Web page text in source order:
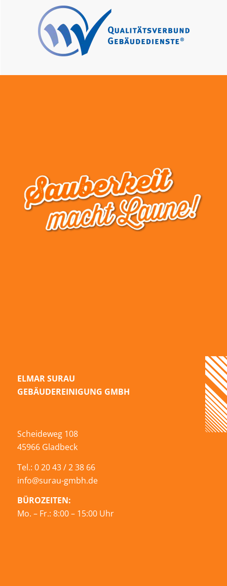
ELMAR SURAU
GEBÄUDEREINIGUNG GMBH
Scheideweg 108
45966 Gladbeck
Tel.: 0 20 43 / 2 38 66
info@surau-gmbh.de
BÜROZEITEN:
Mo. – Fr.: 8:00 – 15:00 Uhr